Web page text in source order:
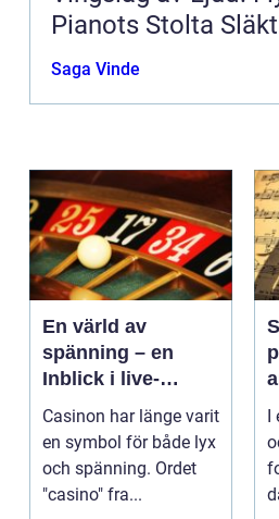
Pianots Stolta
Saga Vinde
En värld av
spänning – en
Inblick i live-
casino
Casinon har länge varit
en symbol för både lyx
och spänning. Ordet
"casino" fra...
I